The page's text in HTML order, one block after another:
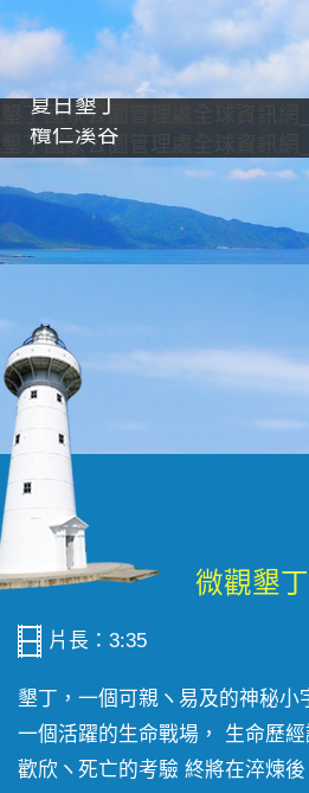
夏日墾丁
欖仁溪谷
片長：3:35
墾丁，一個可親ヽ易及的神秘小
一個活躍的生命戰場， 生命歷
歡欣ヽ死亡的考驗 終將在淬煉